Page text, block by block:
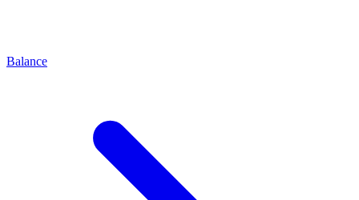
Balance